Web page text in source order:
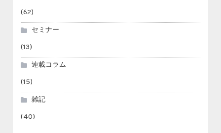
(62)
セミナー
(13)
連載コラム
(15)
雑記
(40)